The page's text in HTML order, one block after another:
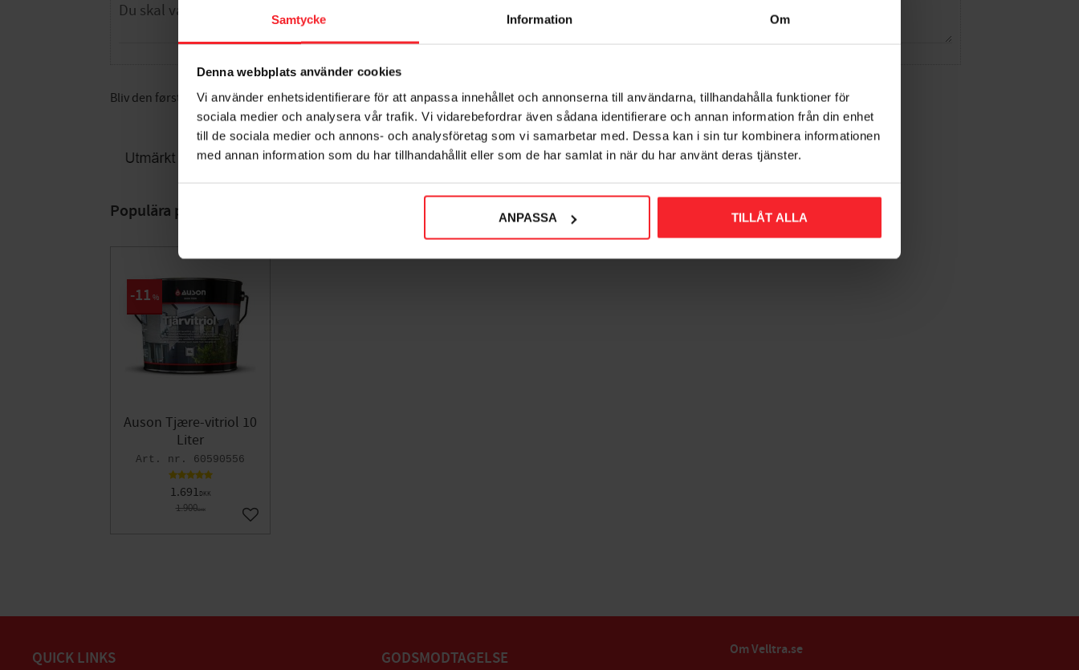
Samtycke Information Om
Denna webbplats använder cookies
Vi använder enhetsidentifierare för att anpassa innehållet och annonserna till användarna, tillhandahålla funktioner för
sociala medier och analysera vår trafik. Vi vidarebefordrar även sådana identifierare och annan information från din enhet
till de sociala medier och annons- och analysföretag som vi samarbetar med. Dessa kan i sin tur kombinera informationen
med annan information som du har tillhandahållit eller som de har samlat in när du har använt deras tjänster.
ANPASSA TILLÅT ALLA
Bliv den første, der giver en bedømmelse.
Populära produkter
Auson Tjære-vitriol 10
Liter
60590556
1.691DKK
1.900DKK
11 %
Gem som favorit
QUICK LINKS GODSMODTAGELSE Om Velltra.se